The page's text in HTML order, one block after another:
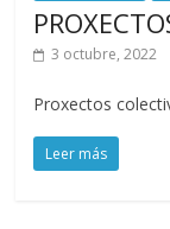
3 octubre, 2022
Proxectos
Leer más